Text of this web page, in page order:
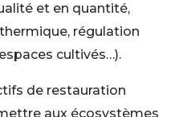
et en quantité,
régulation
cultivés…).
de restauration
aux écosystèmes